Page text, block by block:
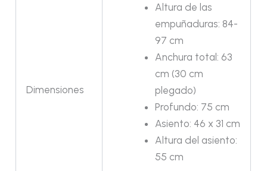
Dimensiones
Altura de las
empuñaduras: 84-
97 cm
Anchura total: 63
cm (30 cm
plegado)
Profundo: 75 cm
Asiento: 46 x 31 cm
Altura del asiento:
55 cm